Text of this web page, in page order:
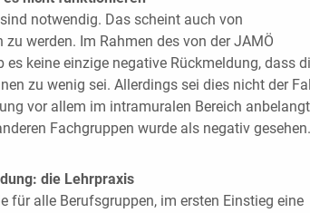
notwendig. Das scheint auch von
werden. Im Rahmen des von der JAMÖ
keine einzige negative Rückmeldung, dass
zu wenig sei. Allerdings sei dies nicht der
vor allem im intramuralen Bereich
Fachgruppen wurde als negativ gesehen.
die Lehrpraxis
für alle Berufsgruppen, im ersten Einstieg eine